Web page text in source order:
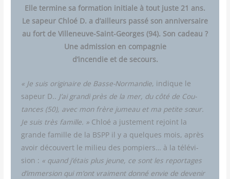
Elle ter­mine sa for­ma­tion ini­tiale à tout juste 21 ans.
Le sapeur Chloé D. a d’ailleurs pas­sé son anni­ver­saire
au fort de Vil­le­neuve-Saint-Georges (94). Son cadeau ?
Une admis­sion en com­pa­gnie
d’incendie et de secours.
« Je suis ori­gi­naire de Basse-Nor­man­die, indique le
sapeur D.. J’ai gran­di près de la mer, du côté de Cou­
tances (50), avec mon frère jumeau et ma petite sœur.
Je suis très famille. » Chloé a jus­te­ment rejoint la
grande famille de la BSPP il y a quelques mois, après
avoir décou­vert le milieu des pom­piers… à la télé­vi­
sion : « quand j’étais plus jeune, ce sont les repor­tages
d’immersion qui m’ont vrai­ment don­né envie de deve­nir